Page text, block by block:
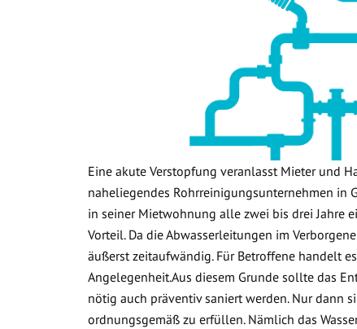
Eine akute Verstopfung veranlasst Mieter und
naheliegendes Rohrreinigungsunternehmen in
in seiner Mietwohnung alle zwei bis drei Jahre
Vorteil. Da die Abwasserleitungen im
äußerst zeitaufwändig. Für Betroffene handelt
Angelegenheit.Aus diesem Grunde sollte das
nötig auch präventiv saniert werden. Nur dann
ordnungsgemäß zu erfüllen. Nämlich das